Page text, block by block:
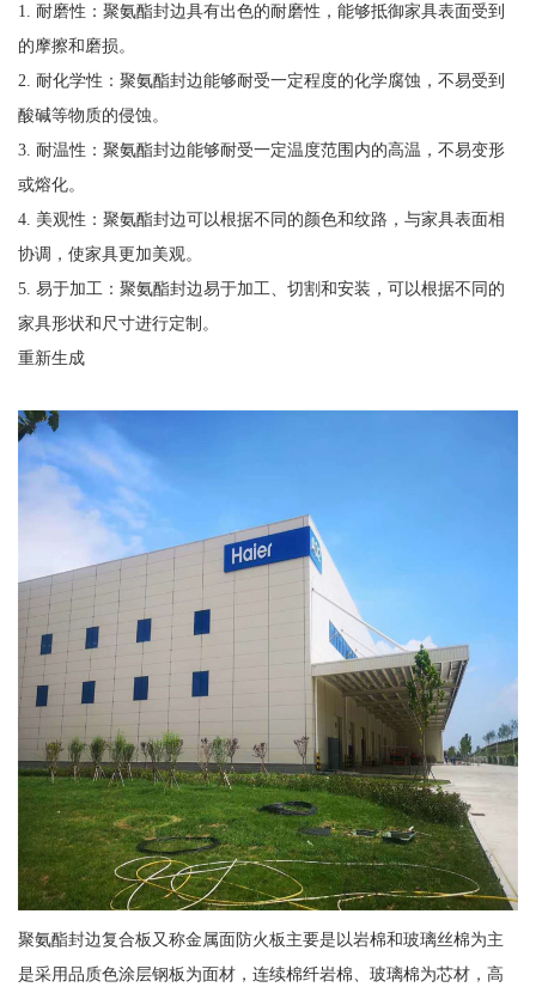
1. 耐磨性：聚氨酯封边具有出色的耐磨性，能够抵御家具表面受到
的摩擦和磨损。
2. 耐化学性：聚氨酯封边能够耐受一定程度的化学腐蚀，不易受到
酸碱等物质的侵蚀。
3. 耐温性：聚氨酯封边能够耐受一定温度范围内的高温，不易变形
或熔化。
4. 美观性：聚氨酯封边可以根据不同的颜色和纹路，与家具表面相
协调，使家具更加美观。
5. 易于加工：聚氨酯封边易于加工、切割和安装，可以根据不同的
家具形状和尺寸进行定制。
重新生成
聚氨酯封边复合板又称金属面防火板主要是以岩棉和玻璃丝棉为主
是采用品质色涂层钢板为面材，连续棉纤岩棉、玻璃棉为芯材，高